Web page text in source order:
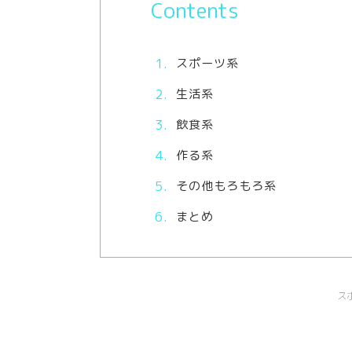
Contents
スポーツ系
生活系
飲食系
作る系
その他もろもろ系
まとめ
ス